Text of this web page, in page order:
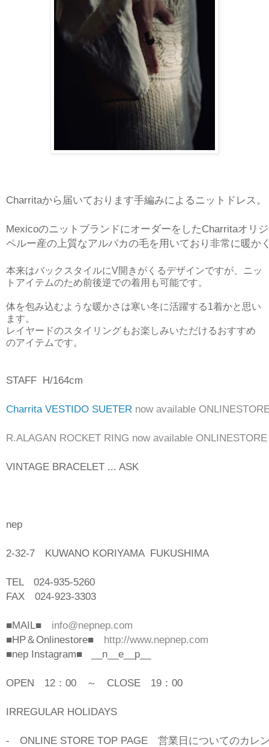
Charritaから届いております手編みによるニットドレス。
MexicoのニットブランドにオーダーをしたCharritaオリ
ペルー産の上質なアルパカの毛を用いており非常に暖か
本来はバックスタイルにV開きがくるデザインですが、ニッ
トアイテムのため前後逆での着用も可能です。
体を包み込むような暖かさは寒い冬に活躍する1着かと思い
ます。
レイヤードのスタイリングもお楽しみいただけるおすすめ
のアイテムです。
STAFF H/164cm
Charrita VESTIDO SUETER now available
R.ALAGAN ROCKET RING now available
VINTAGE BRACELET ... ASK
nep
2-32-7 KUWANO KORIYAMA FUKUSHIMA
TEL 024-935-5260
FAX 024-923-3303
■MAIL■ info@nepnep.com
■HP＆Onlinestore■ http://www.nepnep.com
■nep Instagram■ __n__e__p__
OPEN 12：00 ～ CLOSE 19：00
IRREGULAR HOLIDAYS
- ONLINE STORE TOP PAGE 営業日についてのカレ